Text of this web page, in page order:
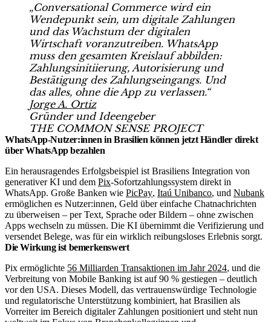
„Conversational Commerce wird ein
Wendepunkt sein, um digitale Zahlungen
und das Wachstum der digitalen
Wirtschaft voranzutreiben. WhatsApp
muss den gesamten Kreislauf abbilden:
Zahlungsinitiierung, Autorisierung und
Bestätigung des Zahlungseingangs. Und
das alles, ohne die App zu verlassen.“
Jorge A. Ortiz
Gründer und Ideengeber
THE COMMON SENSE PROJECT
WhatsApp-Nutzer:innen in Brasilien können jetzt Händler direkt
über WhatsApp bezahlen
Ein herausragendes Erfolgsbeispiel ist Brasiliens Integration von
generativer KI und dem Pix-Sofortzahlungssystem direkt in
WhatsApp. Große Banken wie PicPay, Itaú Unibanco, und Nubank
ermöglichen es Nutzer:innen, Geld über einfache Chatnachrichten
zu überweisen – per Text, Sprache oder Bildern – ohne zwischen
Apps wechseln zu müssen. Die KI übernimmt die Verifizierung und
versendet Belege, was für ein wirklich reibungsloses Erlebnis sorgt.
Die Wirkung ist bemerkenswert
Pix ermöglichte 56 Milliarden Transaktionen im Jahr 2024, und die
Verbreitung von Mobile Banking ist auf 90 % gestiegen – deutlich
vor den USA. Dieses Modell, das vertrauenswürdige Technologie
und regulatorische Unterstützung kombiniert, hat Brasilien als
Vorreiter im Bereich digitaler Zahlungen positioniert und steht nun